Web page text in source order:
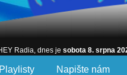
Radia, dnes je sobota 8. srpna
Playlisty Napište nám